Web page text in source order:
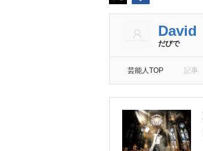
David
だびで
芸能人TOP 記事